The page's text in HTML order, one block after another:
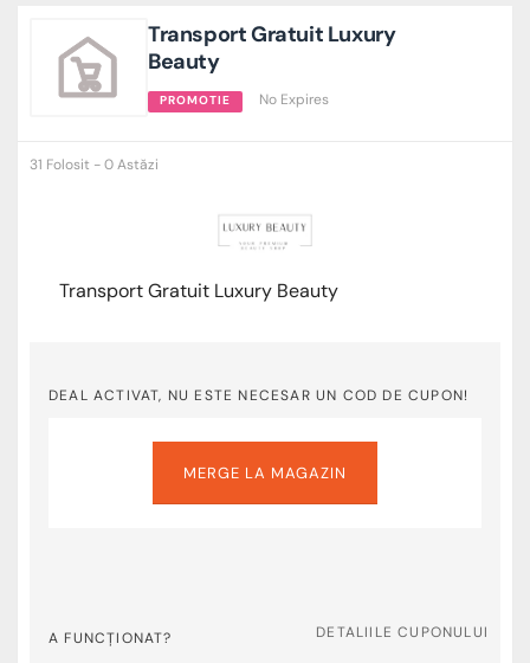
Transport Gratuit Luxury
Beauty
PROMOTIE No Expires
31 Folosit - 0 Astăzi
Transport Gratuit Luxury Beauty
DEAL ACTIVAT, NU ESTE NECESAR UN COD DE CUPON!
MERGE LA MAGAZIN
A FUNCȚIONAT? DETALIILE CUPONULUI